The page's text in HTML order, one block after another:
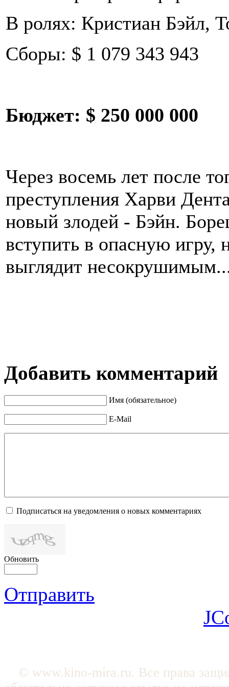
В ролях: Кристиан Бэйл,
Сборы: $ 1 079 343 943
Бюджет: $ 250 000 000
Через восемь лет после
преступления Харви
новый злодей - Бэйн.
вступить в опасную игру,
выглядит
Добавить комментарий
Имя (обязательное)
E-Mail
Подписаться на уведомления о новых комментариях
Обновить
Отправить
© www.kino-mira.ru. Все права